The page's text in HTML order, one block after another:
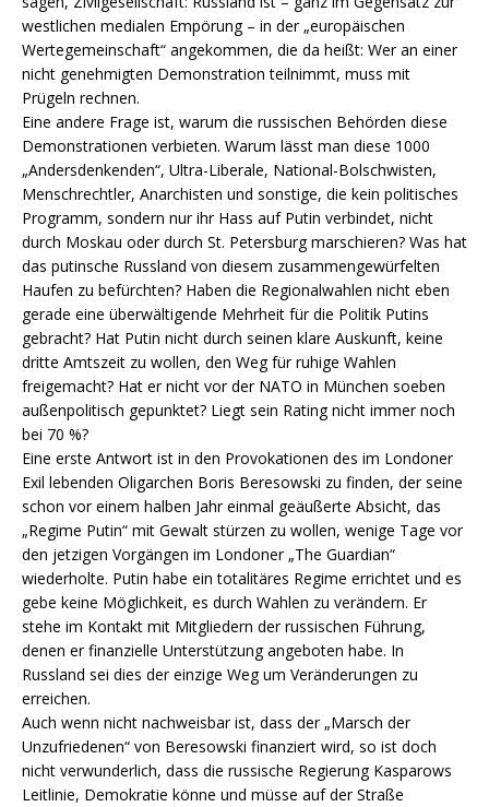
westlichen medialen Empörung – in der „europäischen
Wertegemeinschaft“ angekommen, die da heißt: Wer an einer
nicht genehmigten Demonstration teilnimmt, muss mit
Prügeln rechnen.
Eine andere Frage ist, warum die russischen Behörden diese
Demonstrationen verbieten. Warum lässt man diese 1000
„Andersdenkenden“, Ultra-Liberale, National-Bolschwisten,
Menschrechtler, Anarchisten und sonstige, die kein politisches
Programm, sondern nur ihr Hass auf Putin verbindet, nicht
durch Moskau oder durch St. Petersburg marschieren? Was hat
das putinsche Russland von diesem zusammengewürfelten
Haufen zu befürchten? Haben die Regionalwahlen nicht eben
gerade eine überwältigende Mehrheit für die Politik Putins
gebracht? Hat Putin nicht durch seinen klare Auskunft, keine
dritte Amtszeit zu wollen, den Weg für ruhige Wahlen
freigemacht? Hat er nicht vor der NATO in München soeben
außenpolitisch gepunktet? Liegt sein Rating nicht immer noch
bei 70 %?
Eine erste Antwort ist in den Provokationen des im Londoner
Exil lebenden Oligarchen Boris Beresowski zu finden, der seine
schon vor einem halben Jahr einmal geäußerte Absicht, das
„Regime Putin“ mit Gewalt stürzen zu wollen, wenige Tage vor
den jetzigen Vorgängen im Londoner „The Guardian“
wiederholte. Putin habe ein totalitäres Regime errichtet und es
gebe keine Möglichkeit, es durch Wahlen zu verändern. Er
stehe im Kontakt mit Mitgliedern der russischen Führung,
denen er finanzielle Unterstützung angeboten habe. In
Russland sei dies der einzige Weg um Veränderungen zu
erreichen.
Auch wenn nicht nachweisbar ist, dass der „Marsch der
Unzufriedenen“ von Beresowski finanziert wird, so ist doch
nicht verwunderlich, dass die russische Regierung Kasparows
Leitlinie, Demokratie könne und müsse auf der Straße